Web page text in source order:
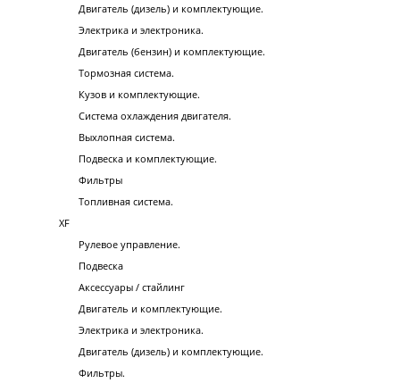
Двигатель (дизель) и комплектующие.
Электрика и электроника.
Двигатель (бензин) и комплектующие.
Тормозная система.
Кузов и комплектующие.
Система охлаждения двигателя.
Выхлопная система.
Подвеска и комплектующие.
Фильтры
Топливная система.
XF
Рулевое управление.
Подвеска
Аксессуары / стайлинг
Двигатель и комплектующие.
Электрика и электроника.
Двигатель (дизель) и комплектующие.
Фильтры.